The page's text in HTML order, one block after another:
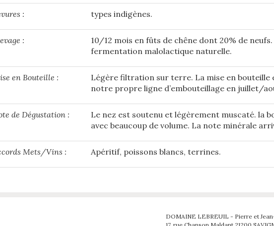
: types indigènes.
:
10/12 mois en fûts de chêne dont 20% de neufs.
fermentation malolactique naturelle.
en Bouteille :
Légère filtration sur terre. La mise en bouteille
notre propre ligne d’embouteillage en juillet/
de Dégustation :
Le nez est soutenu et légèrement muscaté. la
avec beaucoup de volume. La note minérale
Mets/Vins : Apéritif, poissons blancs, terrines.
DOMAINE LEBREUIL - Pierre et